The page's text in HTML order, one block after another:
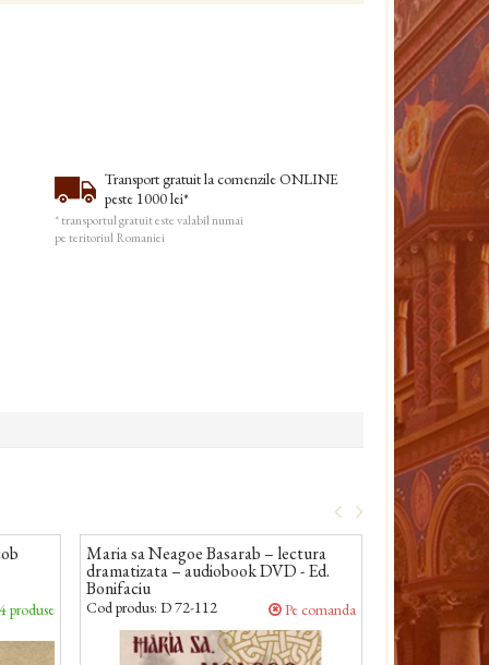
Transport gratuit la comenzile ONLINE
peste 1000 lei*
* transportul gratuit este valabil numai
pe teritoriul Romaniei
produse
Maria sa Neagoe Basarab – lectura
dramatizata – audiobook DVD - Ed.
Bonifaciu
Cod produs: D 72-112 Pe comanda
Slujba
Basarab - CD
Cod produs:D